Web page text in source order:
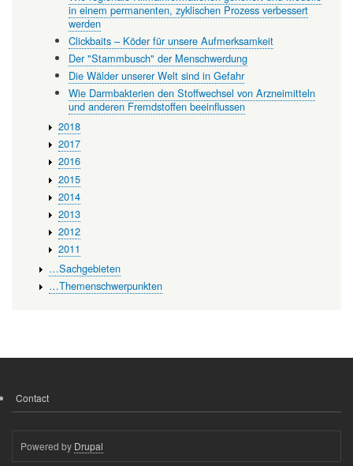
in einem permanenten, zyklischen Prozess verbessert
werden
Clickbaits – Köder für unsere Aufmerksamkeit
Der "Stammbusch" der Menschwerdung
Die Wälder unserer Welt sind in Gefahr
Wie Darmbakterien den Stoffwechsel von Arzneimitteln
und anderen Fremdstoffen beeinflussen
2018
2017
2016
2015
2014
2013
2012
2011
…Sachgebieten
…Themenschwerpunkten
FOOTER
Contact
Powered by Drupal